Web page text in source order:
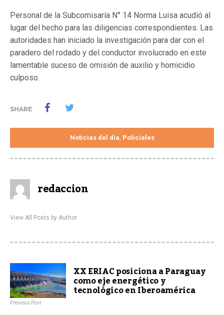
Personal de la Subcomisaría N° 14 Norma Luisa acudió al
lugar del hecho para las diligencias correspondientes. Las
autoridades han iniciado la investigación para dar con el
paradero del rodado y del conductor involucrado en este
lamentable suceso de omisión de auxilio y homicidio
culposo.
SHARE
Noticias del día, Policiales
redaccion
View All Posts by Author
XX ERIAC posiciona a Paraguay
como eje energético y
tecnológico en Iberoamérica
Previous Post